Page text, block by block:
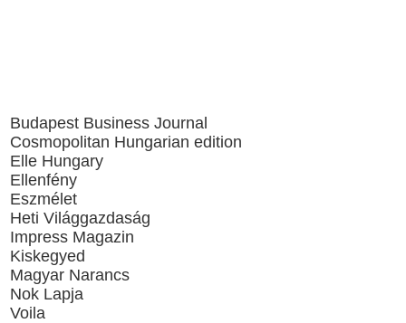
Budapest Business Journal
Cosmopolitan Hungarian edition
Elle Hungary
Ellenfény
Eszmélet
Heti Világgazdaság
Impress Magazin
Kiskegyed
Magyar Narancs
Nok Lapja
Voila